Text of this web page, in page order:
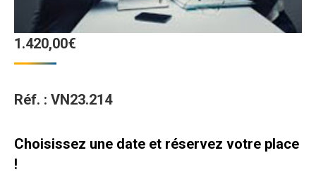
1.420,00€
Réf. : VN23.214
Choisissez une date et réservez votre place
!